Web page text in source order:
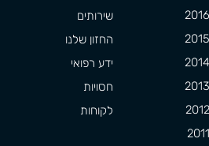
שירותים
החזון שלנו
ידע רפואי
חסויות
לקוחות